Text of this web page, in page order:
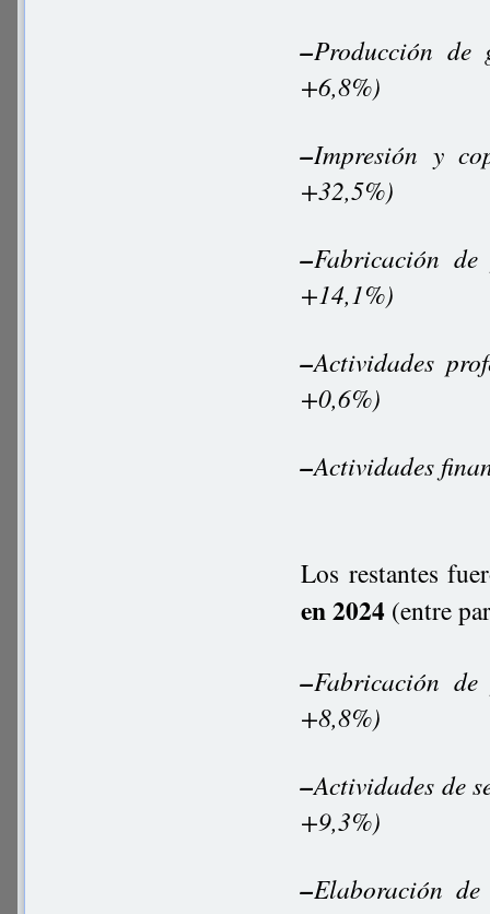
–Producción
+6,8%)
–Impresión y
+32,5%)
–Fabricación
+14,1%)
–Actividades
+0,6%)
–Actividades
Los restantes
en 2024 (entre
–Fabricación
+8,8%)
–Actividades de
+9,3%)
–Elaboración